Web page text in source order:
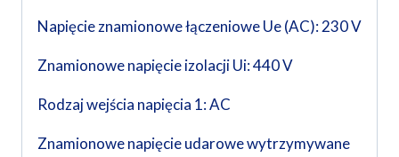
Napięcie znamionowe łączeniowe Ue (AC): 230 V
Znamionowe napięcie izolacji Ui: 440 V
Rodzaj wejścia napięcia 1: AC
Znamionowe napięcie udarowe wytrzymywane